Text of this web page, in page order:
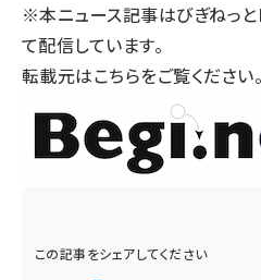
※本ニュース記事はびぎねっ
て配信しています。
転載元はこちらをご覧ください。
この記事をシェアしてください